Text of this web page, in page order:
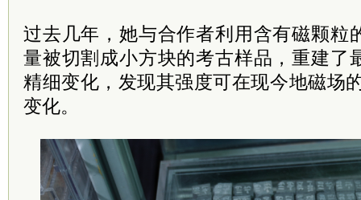
过去几年，她与合作者利用含有磁颗粒
量被切割成小方块的考古样品，重建了
精细变化，发现其强度可在现今地磁场
变化。